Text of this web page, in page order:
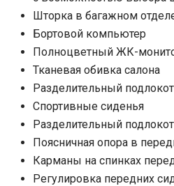
Шторка в багажном
Бортовой компьютер
Полноцветный ЖК-
Тканевая обивка салона
Разделительный
Спортивные сиденья
Разделительный
Поясничная опора в
Карманы на спинках
Регулировка передних